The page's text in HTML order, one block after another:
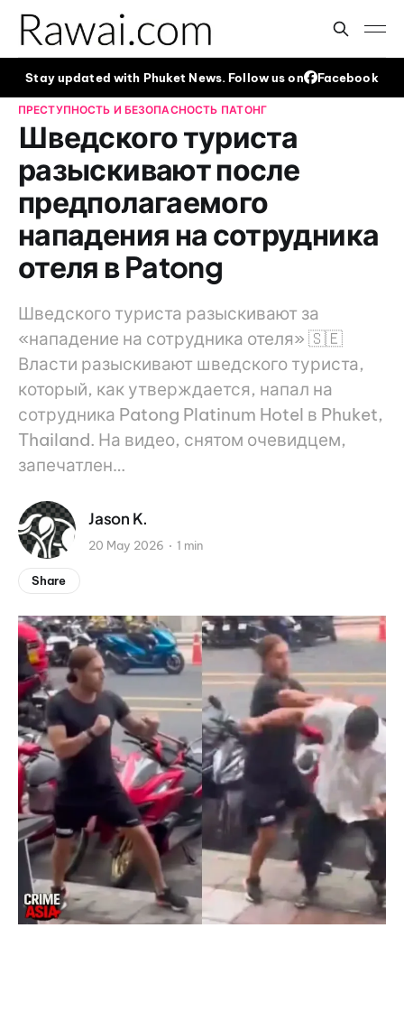
Stay updated with Phuket News. Follow us on Facebook
ПРЕСТУПНОСТЬ И БЕЗОПАСНОСТЬ ПАТОНГ
Шведского туриста
разыскивают после
предполагаемого
нападения на сотрудника
отеля в Patong
Шведского туриста разыскивают за
«нападение на сотрудника отеля» 🇸🇪
Власти разыскивают шведского туриста,
который, как утверждается, напал на
сотрудника Patong Platinum Hotel в Phuket,
Thailand. На видео, снятом очевидцем,
запечатлен…
Jason K.
20 May 2026 1 min
Share